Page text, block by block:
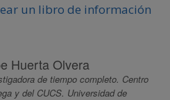
un libro de información
Huerta Olvera
de tiempo completo. Centro
y del CUCS. Universidad de